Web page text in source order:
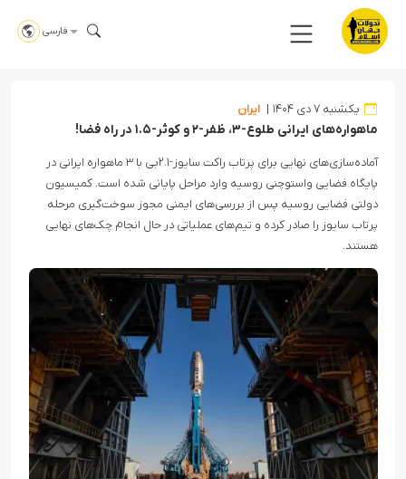
فارسی
یکشنبه ۷ دی ۱۴۰۴ ایران
ماهواره‌های ایرانی طلوع-۳، ظفر-۲ و کوثر-۱.۵ در راه فضا!
آماده‌سازی‌های نهایی برای پرتاب راکت سایوز-۲.۱‌بی با ۳ ماهواره ایرانی در
پایگاه فضایی واستوچنی روسیه وارد مراحل پایانی شده است. کمیسیون
دولتی فضایی روسیه پس از بررسی‌های ایمنی مجوز سوخت‌گیری مرحله
پرتاب سایوز را صادر کرده و تیم‌های عملیاتی در حال انجام چک‌های نهایی
هستند.